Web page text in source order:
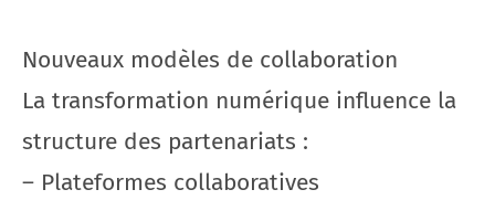
Nouveaux modèles de collaboration
La transformation numérique influence la
structure des partenariats :
– Plateformes collaboratives